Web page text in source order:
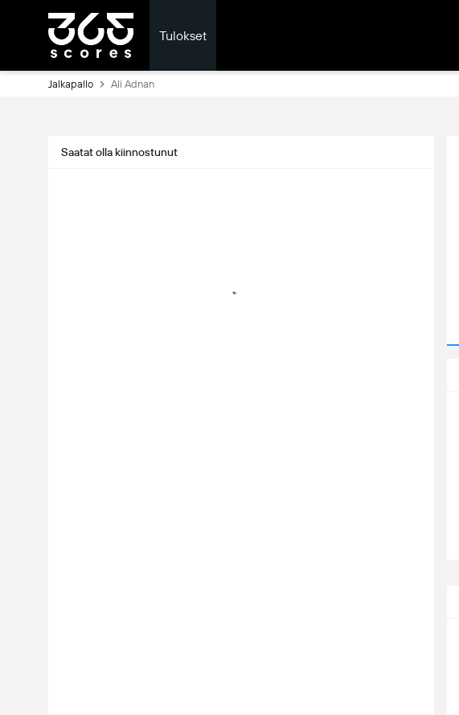
Tulokset
Jalkapallo Ali Adnan
Saatat olla kiinnostunut